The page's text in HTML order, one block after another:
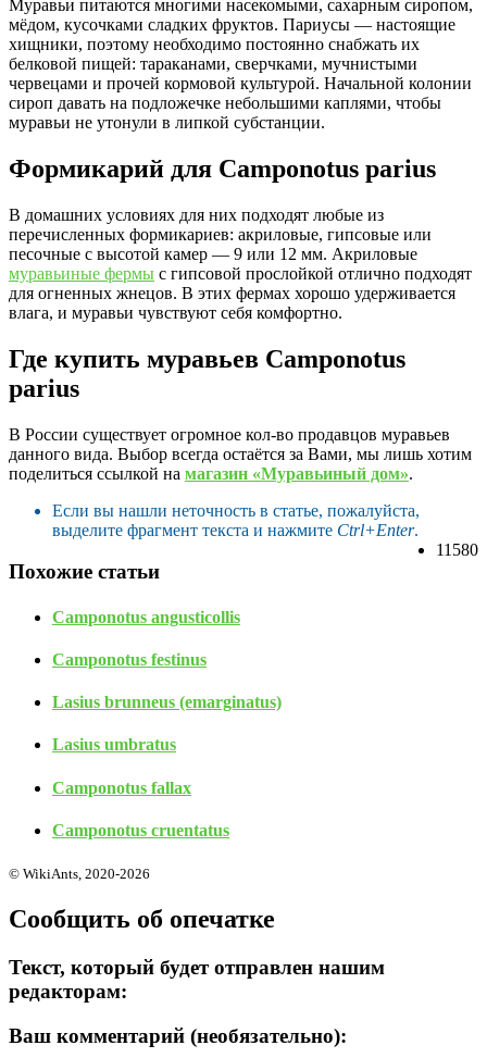
Муравьи питаются многими насекомыми, сахарным сиропом,
мёдом, кусочками сладких фруктов. Париусы — настоящие
хищники, поэтому необходимо постоянно снабжать их
белковой пищей: тараканами, сверчками, мучнистыми
червецами и прочей кормовой культурой. Начальной колонии
сироп давать на подложечке небольшими каплями, чтобы
муравьи не утонули в липкой субстанции.
Формикарий для Camponotus parius
В домашних условиях для них подходят любые из
перечисленных формикариев: акриловые, гипсовые или
песочные с высотой камер — 9 или 12 мм. Акриловые
муравьиные фермы с гипсовой прослойкой отлично подходят
для огненных жнецов. В этих фермах хорошо удерживается
влага, и муравьи чувствуют себя комфортно.
Где купить муравьев Camponotus
parius
В России существует огромное кол-во продавцов муравьев
данного вида. Выбор всегда остаётся за Вами, мы лишь хотим
поделиться ссылкой на магазин «Муравьиный дом».
Если вы нашли неточность в статье, пожалуйста,
выделите фрагмент текста и нажмите Ctrl+Enter.
11580
Похожие статьи
Camponotus angusticollis
Camponotus festinus
Lasius brunneus (emarginatus)
Lasius umbratus
Camponotus fallax
Camponotus cruentatus
© WikiAnts, 2020-2026
Сообщить об опечатке
Текст, который будет отправлен нашим
редакторам:
Ваш комментарий (необязательно):